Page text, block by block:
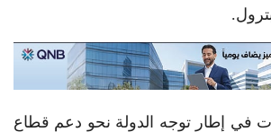
في إطار توجه الدولة نحو دعم قطاع